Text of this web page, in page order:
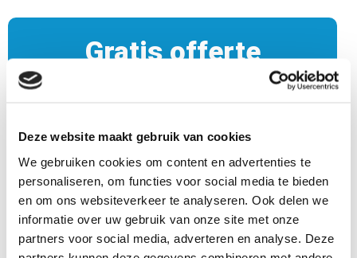
Deze website maakt gebruik van cookies
We gebruiken cookies om content en advertenties te
personaliseren, om functies voor social media te bieden
en om ons websiteverkeer te analyseren. Ook delen we
informatie over uw gebruik van onze site met onze
partners voor social media, adverteren en analyse. Deze
Gratis offerte
Bel0513 - 744 120of vraag een offerte aan
via de website
Distributieriem laten vervangen?